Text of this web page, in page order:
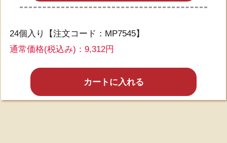
24個入り【注文コード：MP7545】
通常価格(税込み)：9,312円
カートに入れる